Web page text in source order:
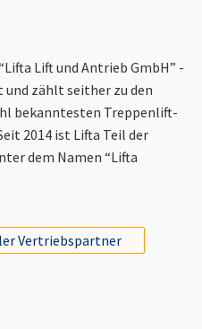
Lift und Antrieb GmbH” -
und zählt seither zu den
bekanntesten Treppenlift-
2014 ist Lifta Teil der
dem Namen “Lifta
Vertriebspartner